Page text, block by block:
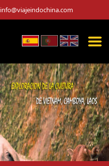
info@viajeindochina.com